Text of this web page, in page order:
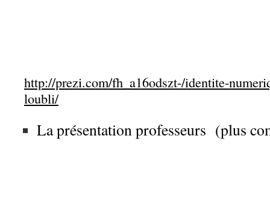
http://prezi.com/fh_a16odszt-/identite-
loubli/
La présentation professeurs (plus